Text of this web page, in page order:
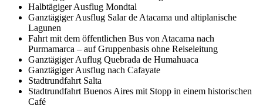
Halbtägiger Ausflug Mondtal
Ganztägiger Ausflug Salar de Atacama und altiplanische
Lagunen
Fahrt mit dem öffentlichen Bus von Atacama nach
Purmamarca – auf Gruppenbasis ohne Reiseleitung
Ganztägiger Auflug Quebrada de Humahuaca
Ganztägiger Ausflug nach Cafayate
Stadtrundfahrt Salta
Stadtrundfahrt Buenos Aires mit Stopp in einem historischen
Café